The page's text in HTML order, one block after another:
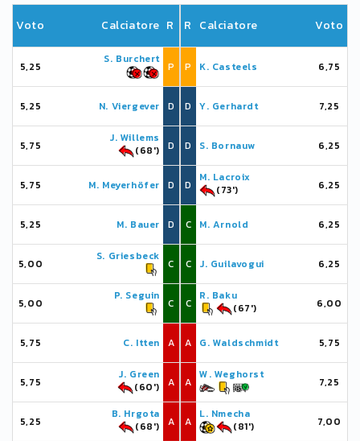
Voto Calciatore R
5,25
S. Burchert
P
5,25 N. Viergever D
5,75
J. Willems
(68')
D
5,75 M. Meyerhöfer D
5,25 M. Bauer D
5,00
S. Griesbeck
C
5,00
P. Seguin
C
5,75 C. Itten A
5,75
J. Green
(60')
A
5,25
B. Hrgota
(68')
A
R Calciatore Voto
P K. Casteels 6,75
D Y. Gerhardt 7,25
D S. Bornauw 6,25
D
M. Lacroix
(73')
6,25
C M. Arnold 6,25
C J. Guilavogui 6,25
C
R. Baku
(67')
6,00
A G. Waldschmidt 5,75
A
W. Weghorst
7,25
A
L. Nmecha
(81')
7,00